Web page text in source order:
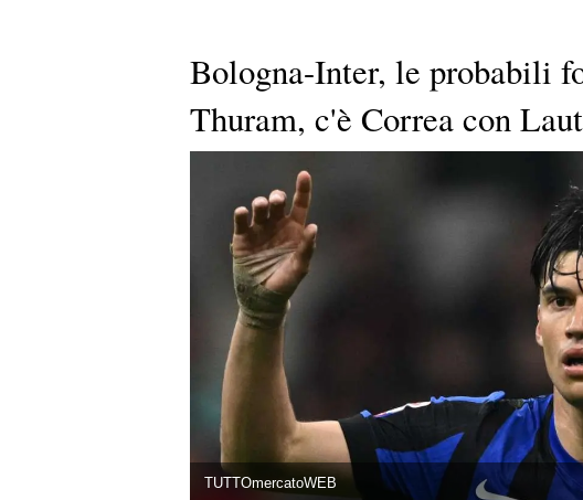
Bologna-Inter, le probabili
Thuram, c'è Correa con
TUTTOmercatoWEB